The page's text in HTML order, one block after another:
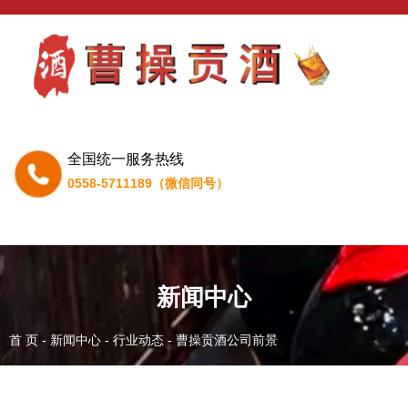
全国统一服务热线
0558-5711189（微信同号）
新闻中心
首 页 - 新闻中心 - 行业动态 - 曹操贡酒公司前景